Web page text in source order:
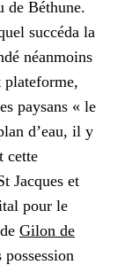
de Béthune.
succéda la
néanmoins
paysans « le
d’eau, il y
cette
Jacques et
pour le
Gilon de